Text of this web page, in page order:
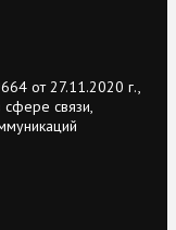
от 27.11.2020 г.,
связи,